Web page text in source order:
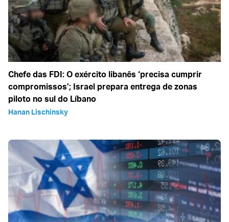
Chefe das FDI: O exército libanês ‘precisa cumprir
compromissos’; Israel prepara entrega de zonas
piloto no sul do Líbano
Hanan Lischinsky